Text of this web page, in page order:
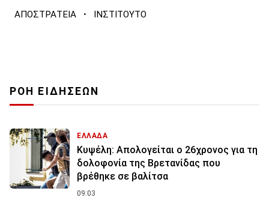
ΑΠΟΣΤΡΑΤΕΙΑ · ΙΝΣΤΙΤΟΥΤΟ
ΡΟΗ ΕΙΔΗΣΕΩΝ
ΕΛΛΑΔΑ
Κυψέλη: Απολογείται ο 26χρονος για τη
δολοφονία της Βρετανίδας που
βρέθηκε σε βαλίτσα
09:03